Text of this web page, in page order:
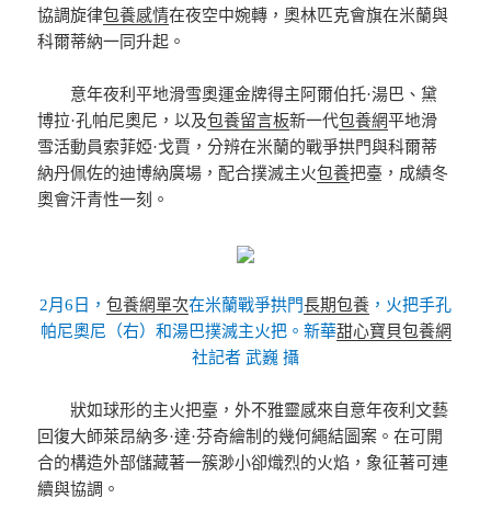
協調旋律包養感情在夜空中婉轉，奧林匹克會旗在米蘭與
科爾蒂納一同升起。
意年夜利平地滑雪奧運金牌得主阿爾伯托·湯巴、黛
博拉·孔帕尼奧尼，以及包養留言板新一代包養網平地滑
雪活動員索菲婭·戈賈，分辨在米蘭的戰爭拱門與科爾蒂
納丹佩佐的迪博納廣場，配合撲滅主火包養把臺，成績冬
奧會汗青性一刻。
2月6日， 包養網單次在米蘭戰爭拱門長期包養 ，火把手孔
帕尼奧尼（右）和湯巴撲滅主火把。新華甜心寶貝包養網
社記者 武巍 攝
狀如球形的主火把臺，外不雅靈感來自意年夜利文藝
回復大師萊昂納多·達·芬奇繪制的幾何繩結圖案。在可開
合的構造外部儲藏著一簇渺小卻熾烈的火焰，象征著可連
續與協調。